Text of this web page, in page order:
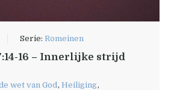
Serie:Romeinen
16 – Innerlijke strijd
wet van God,Heiliging,